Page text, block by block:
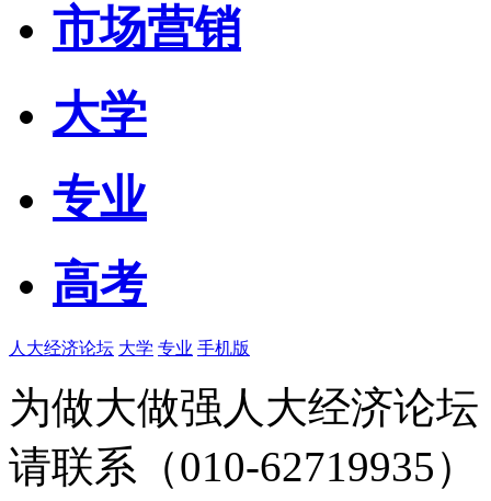
市场营销
大学
专业
高考
人大经济论坛 大学 专业 手机版
为做大做强人大经济论
请联系（010-62719935）